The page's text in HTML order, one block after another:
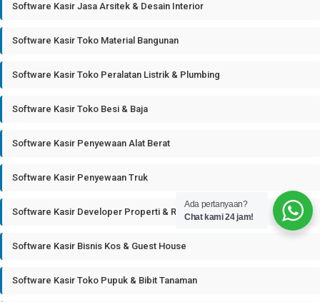
Software Kasir Jasa Arsitek & Desain Interior
Software Kasir Toko Material Bangunan
Software Kasir Toko Peralatan Listrik & Plumbing
Software Kasir Toko Besi & Baja
Software Kasir Penyewaan Alat Berat
Software Kasir Penyewaan Truk
Software Kasir Developer Properti & Real Estate
Software Kasir Bisnis Kos & Guest House
Software Kasir Toko Pupuk & Bibit Tanaman
Ada pertanyaan?
Chat kami 24 jam!